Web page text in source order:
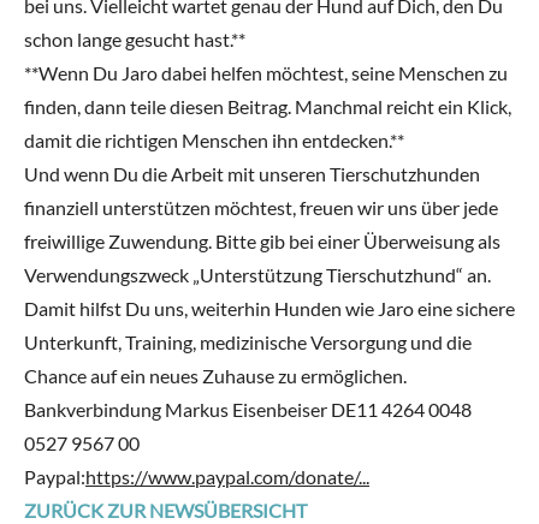
bei uns. Vielleicht wartet genau der Hund auf Dich, den Du
schon lange gesucht hast.**
**Wenn Du Jaro dabei helfen möchtest, seine Menschen zu
finden, dann teile diesen Beitrag. Manchmal reicht ein Klick,
damit die richtigen Menschen ihn entdecken.**
Und wenn Du die Arbeit mit unseren Tierschutzhunden
finanziell unterstützen möchtest, freuen wir uns über jede
freiwillige Zuwendung. Bitte gib bei einer Überweisung als
Verwendungszweck „Unterstützung Tierschutzhund“ an.
Damit hilfst Du uns, weiterhin Hunden wie Jaro eine sichere
Unterkunft, Training, medizinische Versorgung und die
Chance auf ein neues Zuhause zu ermöglichen.
Bankverbindung Markus Eisenbeiser DE11 4264 0048
0527 9567 00
Paypal:https://www.paypal.com/donate/...
ZURÜCK ZUR NEWSÜBERSICHT